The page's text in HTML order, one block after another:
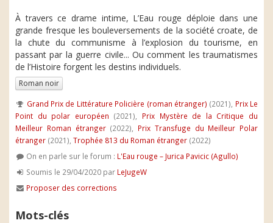
À travers ce drame intime, L’Eau rouge déploie dans une
grande fresque les bouleversements de la société croate, de
la chute du communisme à l’explosion du tourisme, en
passant par la guerre civile... Ou comment les traumatismes
de l’Histoire forgent les destins individuels.
Roman noir
Grand Prix de Littérature Policière (roman étranger) (2021), Prix Le
Point du polar européen (2021), Prix Mystère de la Critique du
Meilleur Roman étranger(2022), Prix Transfuge du Meilleur Polar
étranger (2021), Trophée 813 du Roman étranger (2022)
On en parle sur le forum : L'Eau rouge – Jurica Pavicic (Agullo)
Soumis le 29/04/2020 par LeJugeW
Proposer des corrections
Mots-clés